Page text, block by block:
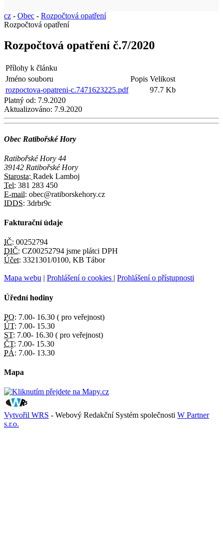
cz - Obec - Rozpočtová opatření
Rozpočtová opatření
Rozpočtová opatření č.7/2020
Přílohy k článku
Jméno souboru
Popis Velikost
rozpoctova-opatreni-c.7471623225.pdf
97.7 Kb
Platný od: 7.9.2020
Aktualizováno: 7.9.2020
Obec Ratibořské Hory
Ratibořské Hory 44
39142 Ratibořské Hory
Starosta: Radek Lamboj
Tel: 381 283 450
E-mail: obec@ratiborskehory.cz
IDDS: 3drbr9c
Fakturační údaje
IČ: 00252794
DIČ: CZ00252794 jsme plátci DPH
Účet: 3321301/0100, KB Tábor
Mapa webu | Prohlášení o cookies | Prohlášení o přístupnosti
Úřední hodiny
PO: 7.00- 16.30 ( pro veřejnost)
ÚT: 7.00- 15.30
ST: 7.00- 16.30 ( pro veřejnost)
ČT: 7.00- 15.30
PÁ: 7.00- 13.30
Mapa
Vytvořil WRS - Webový Redakční Systém společnosti W Partner
s.r.o.